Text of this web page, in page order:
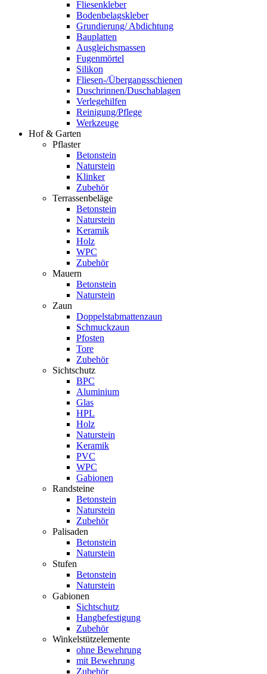
Fliesenkleber
Bodenbelagskleber
Grundierung/ Abdichtung
Bauplatten
Ausgleichsmassen
Fugenmörtel
Silikon
Fliesen-/Übergangsschienen
Duschrinnen/Duschablagen
Verlegehilfen
Reinigung/Pflege
Werkzeuge
Hof & Garten
Pflaster
Betonstein
Naturstein
Klinker
Zubehör
Terrassenbeläge
Betonstein
Naturstein
Keramik
Holz
WPC
Zubehör
Mauern
Betonstein
Naturstein
Zaun
Doppelstabmattenzaun
Schmuckzaun
Pfosten
Tore
Zubehör
Sichtschutz
BPC
Aluminium
Glas
HPL
Holz
Naturstein
Keramik
PVC
WPC
Gabionen
Randsteine
Betonstein
Naturstein
Zubehör
Palisaden
Betonstein
Naturstein
Stufen
Betonstein
Naturstein
Gabionen
Sichtschutz
Hangbefestigung
Zubehör
Winkelstützelemente
ohne Bewehrung
mit Bewehrung
Zubehör